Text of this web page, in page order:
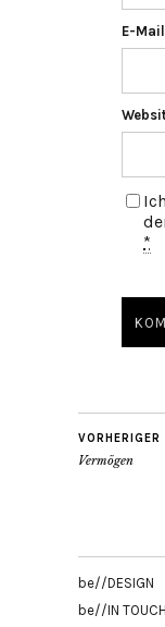
E-
*
VORHERIGER
Vermögen
be//DESIGN
be//IN